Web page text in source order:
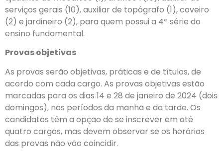
serviços gerais (10), auxiliar de topógrafo (1), coveiro
(2) e jardineiro (2), para quem possui a 4ª série do
ensino fundamental.
Provas objetivas
As provas serão objetivas, práticas e de títulos, de
acordo com cada cargo. As provas objetivas estão
marcadas para os dias 14 e 28 de janeiro de 2024 (dois
domingos), nos períodos da manhã e da tarde. Os
candidatos têm a opção de se inscrever em até
quatro cargos, mas devem observar se os horários
das provas não vão coincidir.